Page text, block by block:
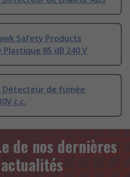
Safety Products
85 dB 240 V
Détecteur de fumée
c.c.
de nos dernières